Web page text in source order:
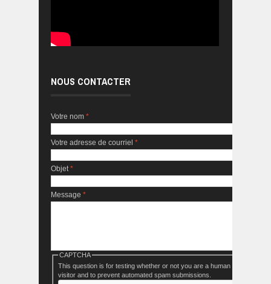
NOUS CONTACTER
Votre nom *
Votre adresse de courriel *
Objet *
Message *
CAPTCHA
This question is for testing whether or not you are a human
visitor and to prevent automated spam submissions.